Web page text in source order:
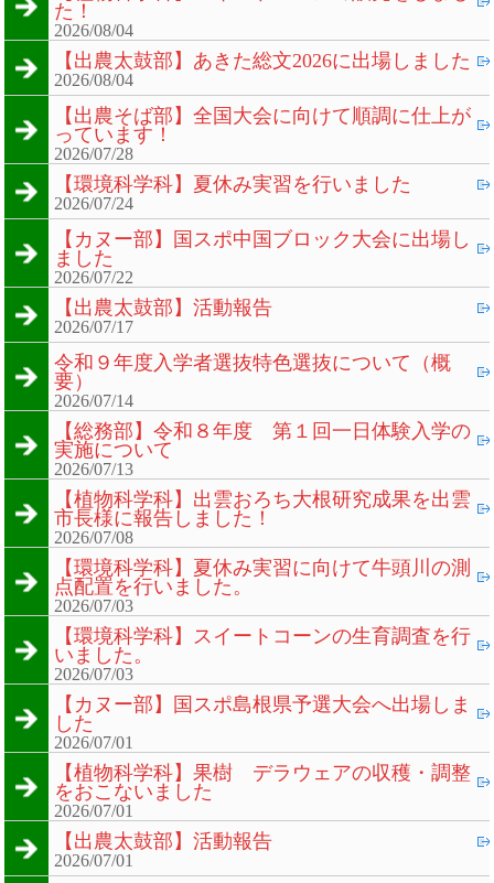
た！
2026/08/04
【出農太鼓部】あきた総文2026に出場しました
2026/08/04
【出農そば部】全国大会に向けて順調に仕上が
っています！
2026/07/28
【環境科学科】夏休み実習を行いました
2026/07/24
【カヌー部】国スポ中国ブロック大会に出場し
ました
2026/07/22
【出農太鼓部】活動報告
2026/07/17
令和９年度入学者選抜特色選抜について（概
要）
2026/07/14
【総務部】令和８年度 第１回一日体験入学の
実施について
2026/07/13
【植物科学科】出雲おろち大根研究成果を出雲
市長様に報告しました！
2026/07/08
【環境科学科】夏休み実習に向けて牛頭川の測
点配置を行いました。
2026/07/03
【環境科学科】スイートコーンの生育調査を行
いました。
2026/07/03
【カヌー部】国スポ島根県予選大会へ出場しま
した
2026/07/01
【植物科学科】果樹 デラウェアの収穫・調整
をおこないました
2026/07/01
【出農太鼓部】活動報告
2026/07/01